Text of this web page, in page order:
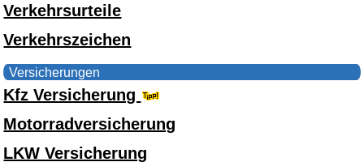
Verkehrsurteile
Verkehrszeichen
Versicherungen
Kfz Versicherung
Motorradversicherung
LKW Versicherung